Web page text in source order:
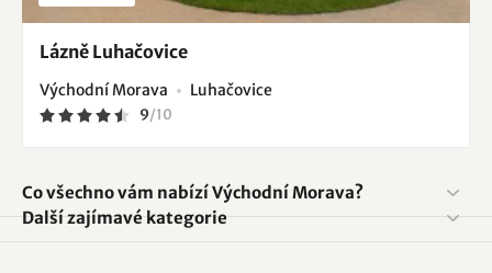
Lázně Luhačovice
Východní Morava Luhačovice
9/10
Co všechno vám nabízí Východní Morava?
Další zajímavé kategorie